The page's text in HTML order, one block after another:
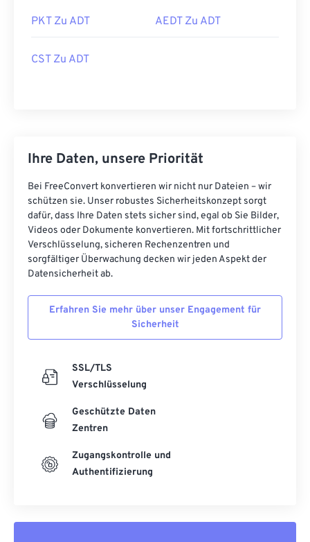
PKT Zu ADT AEDT Zu ADT
CST Zu ADT
Ihre Daten, unsere Priorität
Bei FreeConvert konvertieren wir nicht nur Dateien – wir
schützen sie. Unser robustes Sicherheitskonzept sorgt
dafür, dass Ihre Daten stets sicher sind, egal ob Sie Bilder,
Videos oder Dokumente konvertieren. Mit fortschrittlicher
Verschlüsselung, sicheren Rechenzentren und
sorgfältiger Überwachung decken wir jeden Aspekt der
Datensicherheit ab.
Erfahren Sie mehr über unser Engagement für
Sicherheit
SSL/TLS
Verschlüsselung
Geschützte Daten
Zentren
Zugangskontrolle und
Authentifizierung